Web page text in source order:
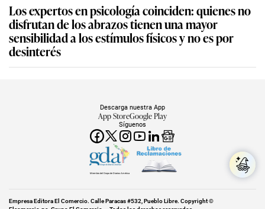
Los expertos en psicología coinciden: quienes no
disfrutan de los abrazos tienen una mayor
sensibilidad a los estímulos físicos y no es por
desinterés
Síguenos
Descarga nuestra App
App StoreGoogle Play
Miembro del Grupo de Diarios América
Empresa Editora El Comercio. Calle Paracas #532, Pueblo Libre. Copyright ©